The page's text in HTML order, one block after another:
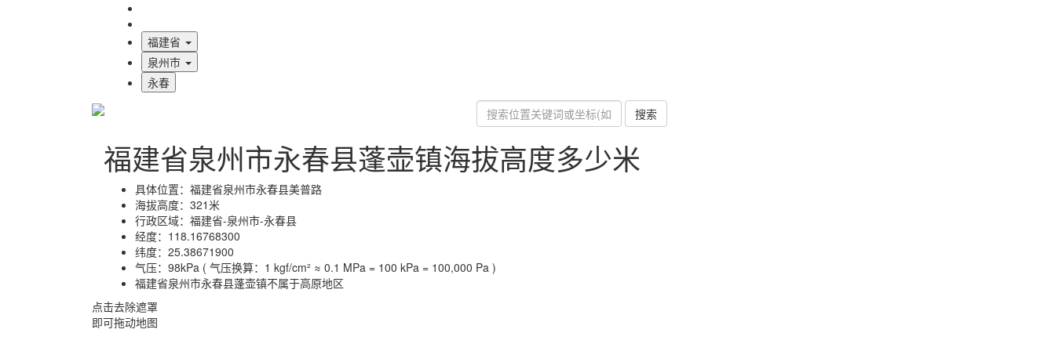
福建省
泉州市
永春
搜索
福建省泉州市永春县蓬壶镇海拔高度多少米
具体位置： 福建省泉州市永春县美普路
海拔高度： 321米
行政区域： 福建省-泉州市-永春县
经度： 118.16768300
纬度： 25.38671900
气压： 98kPa ( 气压换算：1 kgf/cm² ≈ 0.1 MPa = 100 kPa = 100,000 Pa )
福建省泉州市永春县蓬壶镇不属于高原地区
点击去除遮罩
即可拖动地图